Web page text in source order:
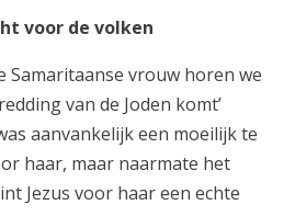
voor de volken
Samaritaanse vrouw horen we
van de Joden komt’
aanvankelijk een moeilijk te
haar, maar naarmate het
Jezus voor haar een echte